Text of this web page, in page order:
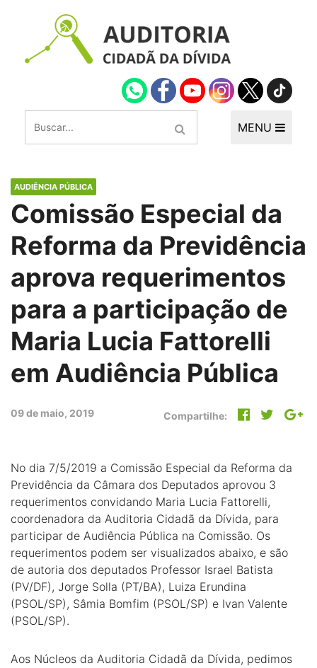
MENU
AUDIÊNCIA PÚBLICA
Comissão Especial da
Reforma da Previdência
aprova requerimentos
para a participação de
Maria Lucia Fattorelli
em Audiência Pública
09 de maio, 2019 Compartilhe:
No dia 7/5/2019 a Comissão Especial da Reforma da
Previdência da Câmara dos Deputados aprovou 3
requerimentos convidando Maria Lucia Fattorelli,
coordenadora da Auditoria Cidadã da Dívida, para
participar de Audiência Pública na Comissão. Os
requerimentos podem ser visualizados abaixo, e são
de autoria dos deputados Professor Israel Batista
(PV/DF), Jorge Solla (PT/BA), Luiza Erundina
(PSOL/SP), Sâmia Bomfim (PSOL/SP) e Ivan Valente
(PSOL/SP).
Aos Núcleos da Auditoria Cidadã da Dívida, pedimos